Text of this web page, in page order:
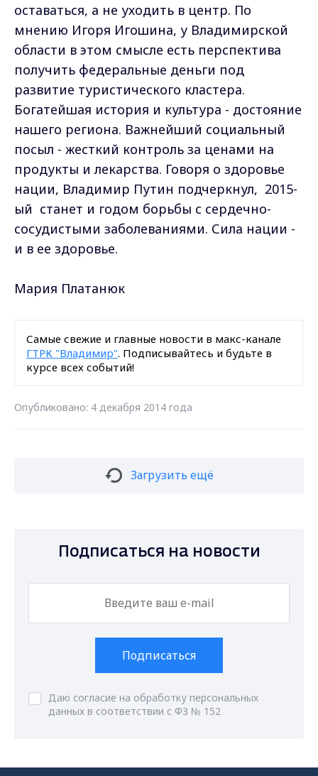
оставаться, а не уходить в центр. По
мнению Игоря Игошина, у Владимирской
области в этом смысле есть перспектива
получить федеральные деньги под
развитие туристического кластера.
Богатейшая история и культура - достояние
нашего региона. Важнейший социальный
посыл - жесткий контроль за ценами на
продукты и лекарства. Говоря о здоровье
нации, Владимир Путин подчеркнул, 2015-
ый станет и годом борьбы с сердечно-
сосудистыми заболеваниями. Сила нации -
и в ее здоровье.
Мария Платанюк
Самые свежие и главные новости в макс-канале
ГТРК "Владимир". Подписывайтесь и будьте в
курсе всех событий!
Опубликовано: 4 декабря 2014 года
Загрузить ещё
Подписаться на новости
Подписаться
Даю согласие на обработку персональных
данных в соответствии с ФЗ № 152